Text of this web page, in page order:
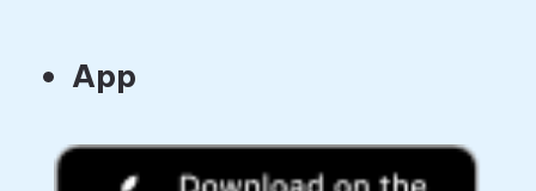
App